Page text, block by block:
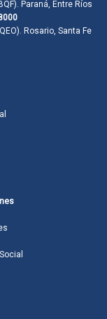
Paraná, Entre Ríos
Rosario, Santa Fe